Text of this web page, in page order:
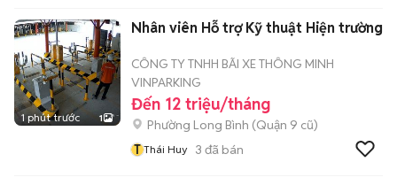
1 phút trước 1
Nhân viên Hỗ trợ Kỹ thuật Hiện trường
CÔNG TY TNHH BÃI XE THÔNG MINH
VINPARKING
Đến 12 triệu/tháng
Phường Long Bình (Quận 9 cũ)
T Thái Huy 3 đã bán